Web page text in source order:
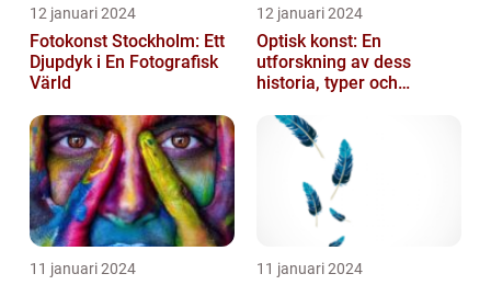
12 januari 2024
Fotokonst Stockholm: Ett
Djupdyk i En Fotografisk
Värld
12 januari 2024
Optisk konst: En
utforskning av dess
historia, typer och
11 januari 2024 11 januari 2024